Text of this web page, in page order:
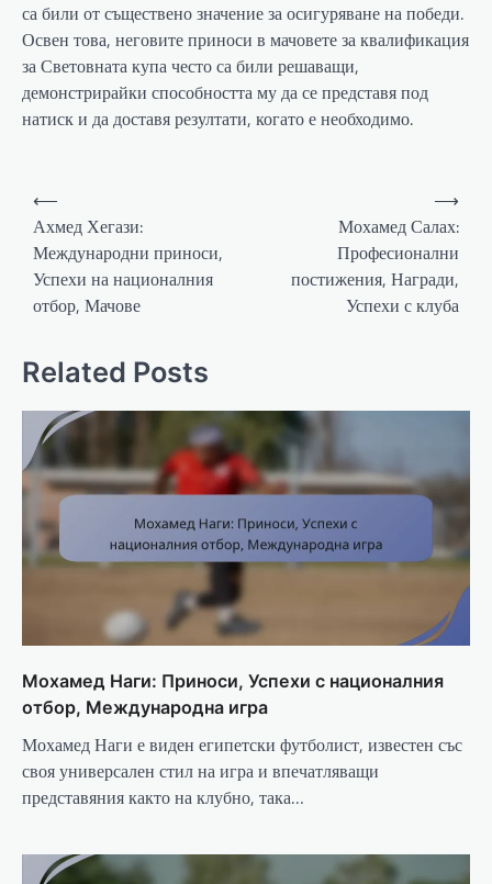
са били от съществено значение за осигуряване на победи.
Освен това, неговите приноси в мачовете за квалификация
за Световната купа често са били решаващи,
демонстрирайки способността му да се представя под
натиск и да доставя резултати, когато е необходимо.
Post
navigation
⟵
Ахмед Хегази:
Международни приноси,
Успехи на националния
отбор, Мачове
Мохамед Салах:
Професионални
постижения, Награди,
Успехи с клуба
⟶
Related Posts
Мохамед Наги: Приноси, Успехи с националния
отбор, Международна игра
Мохамед Наги е виден египетски футболист, известен със
своя универсален стил на игра и впечатляващи
представяния както на клубно, така…